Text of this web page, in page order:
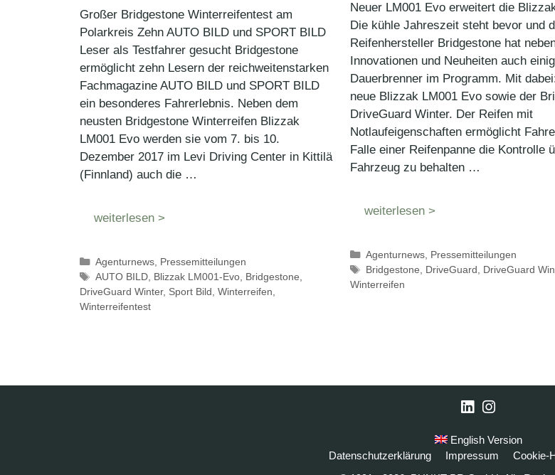
Großer Bridgestone Winterreifentest am
Polarkreis Zehn AUTO BILD und SPORT BILD
Leser als Testfahrer gesucht Bridgestone
ermöglicht zehn Lesern der reichweitenstarken
Fachmagazine AUTO BILD und SPORT BILD
ein besonderes Fahrerlebnis. Neben dem
neusten Bridgestone Winterreifen Blizzak
LM001 Evo werden sie vom 7. bis 10.
Dezember 2017 im Levi Driving Center in Kittilä
(Finnland) auch die …
weiterlesen >
Kategorien
Agenturnews, Pressemitteilungen
Schlagwörter
AUTO BILD, Blizzak LM001-Evo, Bridgestone
DriveGuard Winter, Sport Bild Winterreifen
Winterreifentest
Neuer LM001 Evo erweitert die
Die kühle Jahreszeit steht bevor und
Reifenhersteller Bridgestone hat
Innovationen und Neuheiten auch
Dauerbrenner im Programm. Mit
neue Blizzak LM001 Evo sowie der
DriveGuard Winter. Der Reifen mit
Notlaufeigenschaften ermöglicht
Falle einer Reifenpanne die Kontrolle
Fahrzeug zu behalten …
weiterlesen >
Kategorien
Agenturnews, Pressemitteilungen
Schlagwörter
Bridgestone DriveGuard DriveGuard
Winterreifen
LinkedInInstagram
English Version
Datenschutzerklärung
Impressum Cookie-